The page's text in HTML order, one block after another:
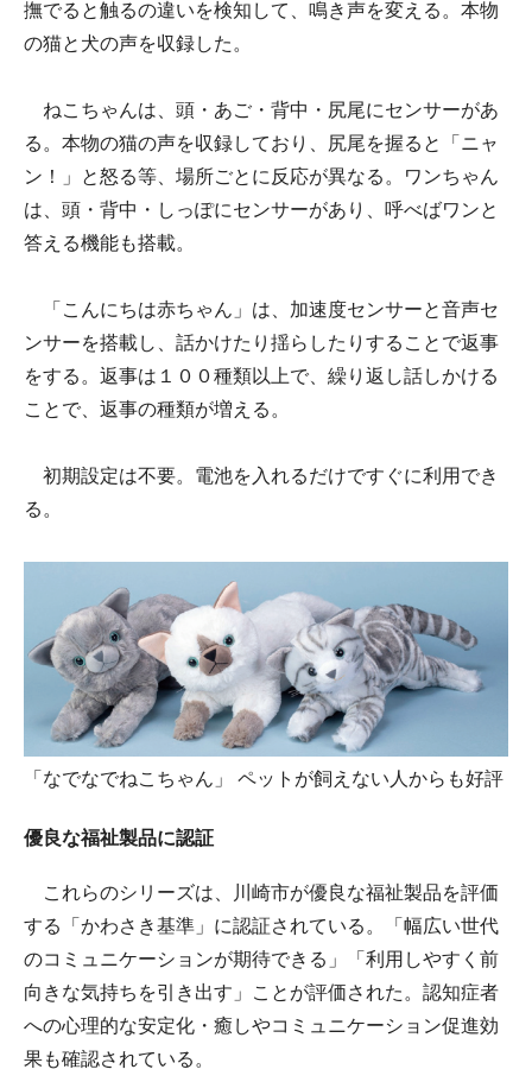
撫でると触るの違いを検知して、鳴き声を変える。本物
の猫と犬の声を収録した。
ねこちゃんは、頭・あご・背中・尻尾にセンサーがあ
る。本物の猫の声を収録しており、尻尾を握ると「ニャ
ン！」と怒る等、場所ごとに反応が異なる。ワンちゃん
は、頭・背中・しっぽにセンサーがあり、呼べばワンと
答える機能も搭載。
「こんにちは赤ちゃん」は、加速度センサーと音声セ
ンサーを搭載し、話かけたり揺らしたりすることで返事
をする。返事は１００種類以上で、繰り返し話しかける
ことで、返事の種類が増える。
初期設定は不要。電池を入れるだけですぐに利用でき
る。
「なでなでねこちゃん」 ペットが飼えない人からも好評
優良な福祉製品に認証
これらのシリーズは、川崎市が優良な福祉製品を評価
する「かわさき基準」に認証されている。「幅広い世代
のコミュニケーションが期待できる」「利用しやすく前
向きな気持ちを引き出す」ことが評価された。認知症者
への心理的な安定化・癒しやコミュニケーション促進効
果も確認されている。